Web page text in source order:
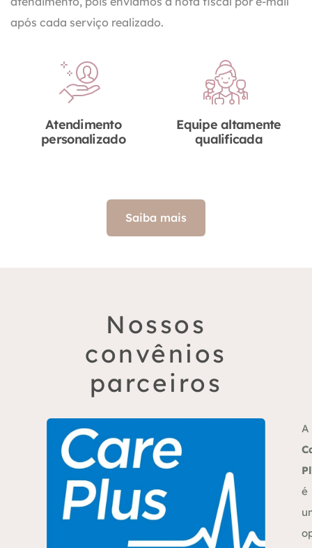
após cada serviço realizado.
Atendimento
personalizado
Equipe altamente
qualificada
Saiba mais
Nossos
convênios
parceiros
A
é